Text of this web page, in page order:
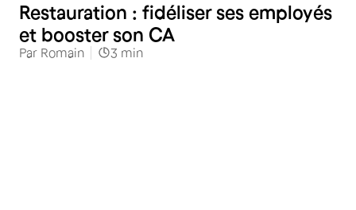
Restauration : fidéliser ses employés
et booster son CA
Par Romain 3 min